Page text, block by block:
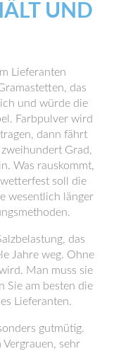
UND
Lieferanten
das
und würde die
Farbpulver wird
dann fährt
Grad,
Was rauskommt,
soll die
wesentlich länger
das
Jahre weg. Ohne
Man muss sie
Sie am besten die
Lieferanten.
gutmütig.
Vergrauen, sehr